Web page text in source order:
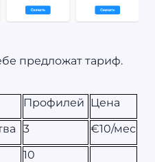
предложат тариф.
Профилей Цена
3 €10/мес
10